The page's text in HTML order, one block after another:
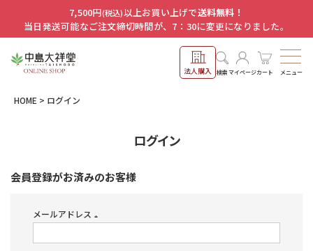
7,500円(税込)以上お買い上げで送料無料！
当日発送可能なご注文締切時間が、7：30に変更になりました。
法人購入 検索マイページカート メニュー
HOME ログイン
ログイン
会員登録がお済みのお客様
メールアドレス